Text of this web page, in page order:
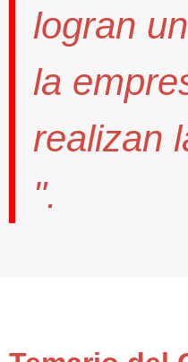
logran
la
realizan
".